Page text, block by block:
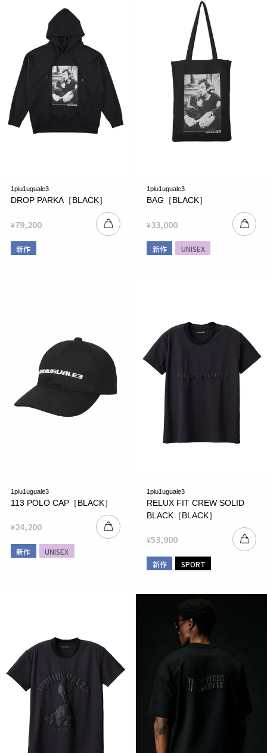
1piu1uguale3
DROP PARKA［BLACK］
¥79,200
新作
1piu1uguale3
BAG［BLACK］
¥33,000
新作 UNISEX
1piu1uguale3
113 POLO CAP［BLACK］
¥24,200
新作 UNISEX
1piu1uguale3
RELUX FIT CREW SOLID
BLACK［BLACK］
¥53,900
新作 SPORT